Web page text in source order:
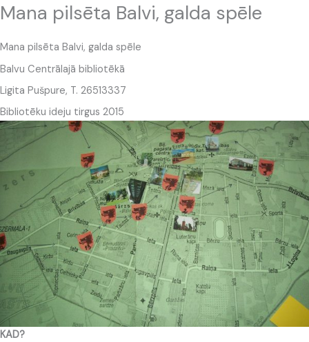
Mana pilsēta Balvi, galda spēle
Mana pilsēta Balvi, galda spēle
Balvu Centrālajā bibliotēkā
Ligita Pušpure, T. 26513337
Bibliotēku ideju tirgus 2015
KAD?